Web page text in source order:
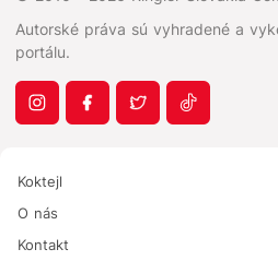
Autorské práva sú vyhradené a
portálu.
Koktejl
O nás
Kontakt